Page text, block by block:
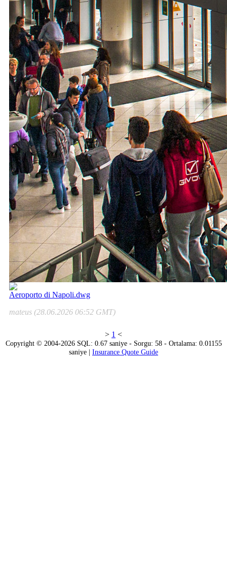
Aeroporto di Napoli.dwg
mateus (28.06.2026 06:52 GMT)
> 1 <
Copyright © 2004-2026 SQL: 0.67 saniye - Sorgu: 58 - Ortalama: 0.01155
saniye | Insurance Quote Guide